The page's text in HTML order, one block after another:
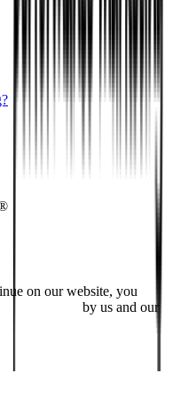
on our website, you
by us and our